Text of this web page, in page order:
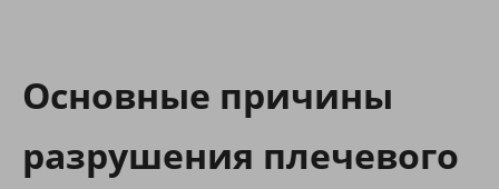
Основные причины
разрушения плечевого